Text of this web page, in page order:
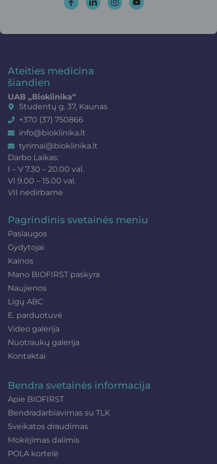
Ateities medicina
šiandien
UAB „Bioklinika“
Studentų g. 37, Kaunas
+370 (37) 750866
info@bioklinika.lt
tyrimai@bioklinika.lt
Darbo Laikas:
I – V 7.30 – 20.00 val.
VI 9.00 – 15.00 val.
VII nedirbame
Pagrindinis svetainės meniu
Paslaugos
Gydytojai
Kainos
Mano BIOFIRST paskyra
Naujienos
Ligų ABC
E. parduotuvė
Video galerija
Nuotraukų galerija
Kontaktai
Bendra svetainės informacija
Apie BIOFIRST
Bendradarbiavimas su TLK
Sveikatos draudimas
Mokėjimas dalimis
POLA kortelė